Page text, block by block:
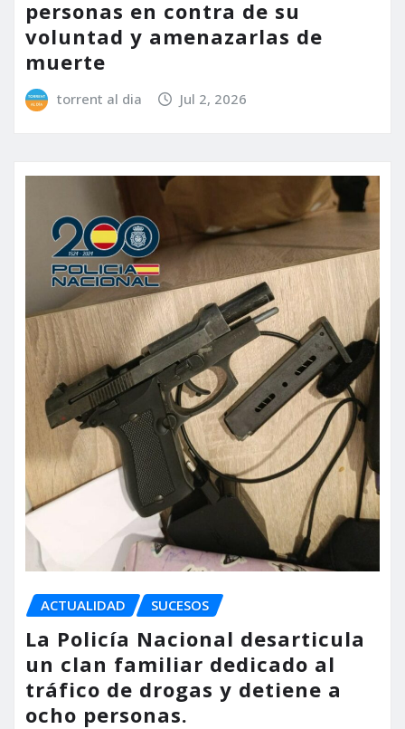
personas en contra de su
voluntad y amenazarlas de
muerte
torrent al dia Jul 2, 2026
ACTUALIDAD SUCESOS
La Policía Nacional desarticula
un clan familiar dedicado al
tráfico de drogas y detiene a
ocho personas.